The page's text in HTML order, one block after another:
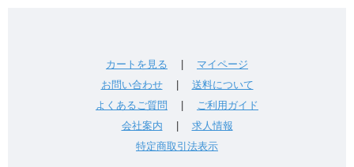
カートを見る
マイページ
お問い合わせ| 送料について
よくあるご質問
ご利用ガイド
会社案内
求人情報
特定商取引法表示